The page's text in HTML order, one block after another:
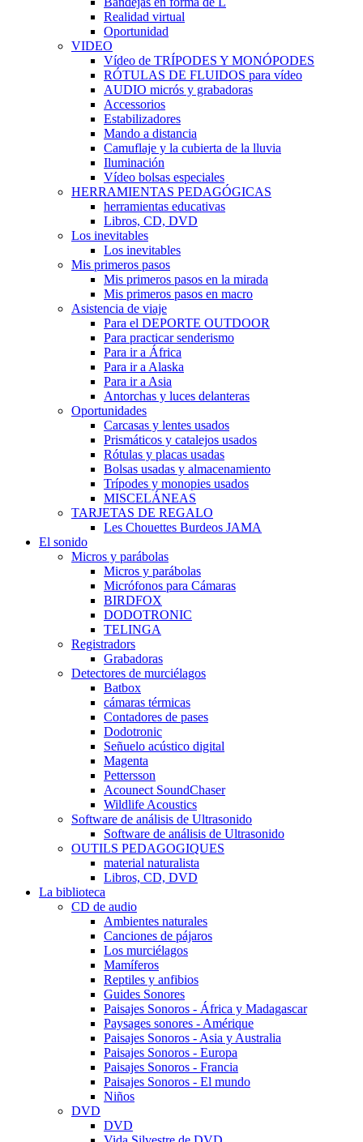
Realidad virtual
Oportunidad
VIDEO
Vídeo de TRÍPODES Y MONÓPODES
RÓTULAS DE FLUIDOS para vídeo
AUDIO micrós y grabadoras
Accessorios
Estabilizadores
Mando a distancia
Camuflaje y la cubierta de la lluvia
Iluminación
Vídeo bolsas especiales
HERRAMIENTAS PEDAGÓGICAS
herramientas educativas
Libros, CD, DVD
Los inevitables
Los inevitables
Mis primeros pasos
Mis primeros pasos en la mirada
Mis primeros pasos en macro
Asistencia de viaje
Para el DEPORTE OUTDOOR
Para practicar senderismo
Para ir a África
Para ir a Alaska
Para ir a Asia
Antorchas y luces delanteras
Oportunidades
Carcasas y lentes usados
Prismáticos y catalejos usados
Rótulas y placas usadas
Bolsas usadas y almacenamiento
Trípodes y monopies usados
MISCELÁNEAS
TARJETAS DE REGALO
Les Chouettes Burdeos JAMA
El sonido
Micros y parábolas
Micros y parábolas
Micrófonos para Cámaras
BIRDFOX
DODOTRONIC
TELINGA
Registradors
Grabadoras
Detectores de murciélagos
Batbox
cámaras térmicas
Contadores de pases
Dodotronic
Señuelo acústico digital
Magenta
Pettersson
Acounect SoundChaser
Wildlife Acoustics
Software de análisis de Ultrasonido
Software de análisis de Ultrasonido
OUTILS PEDAGOGIQUES
material naturalista
Libros, CD, DVD
La biblioteca
CD de audio
Ambientes naturales
Canciones de pájaros
Los murciélagos
Mamíferos
Reptiles y anfibios
Guides Sonores
Paisajes Sonoros - África y Madagascar
Paysages sonores - Amérique
Paisajes Sonoros - Asia y Australia
Paisajes Sonoros - Europa
Paisajes Sonoros - Francia
Paisajes Sonoros - El mundo
Niños
DVD
DVD